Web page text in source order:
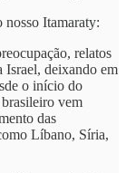
Itamaraty:
relatos
Israel, deixando em
o início do
vem
das
Líbano, Síria,